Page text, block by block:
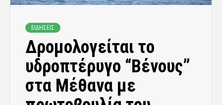
ΕΙΔΗΣΕΙΣ
Δρομολογείται το
υδροπτέρυγο “Βένους”
στα Μέθανα με